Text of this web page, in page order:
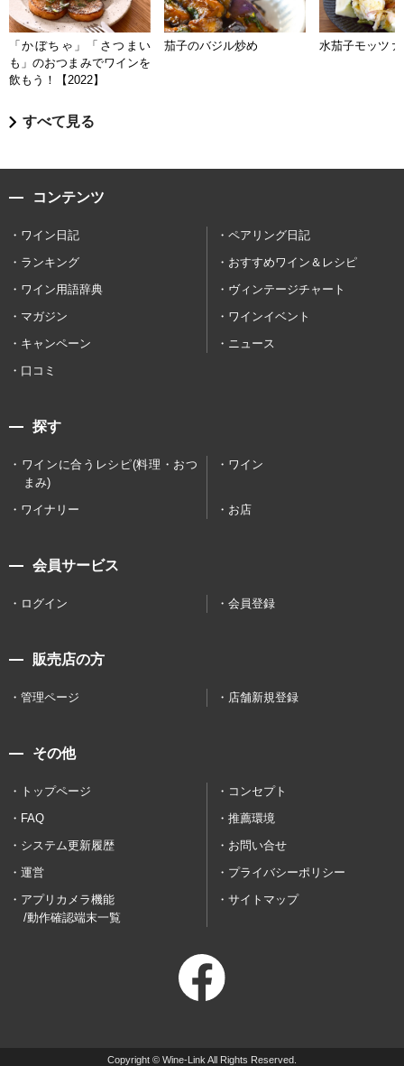
「かぼちゃ」「さつまい
も」のおつまみでワインを
飲もう！【2022】
茄子のバジル炒め 水茄子モッツァ
すべて見る
コンテンツ
ワイン日記
ペアリング日記
ランキング
おすすめワイン＆レシピ
ワイン用語辞典
ヴィンテージチャート
マガジン
ワインイベント
キャンペーン
ニュース
口コミ
探す
ワインに合うレシピ(料理・おつ
まみ)
ワイン
ワイナリー お店
会員サービス
ログイン 会員登録
販売店の方
管理ページ 店舗新規登録
その他
トップページ
コンセプト
FAQ
推薦環境
システム更新履歴
お問い合せ
運営
プライバシーポリシー
アプリカメラ機能
/動作確認端末一覧
サイトマップ
Copyright © Wine-Link All Rights Reserved.